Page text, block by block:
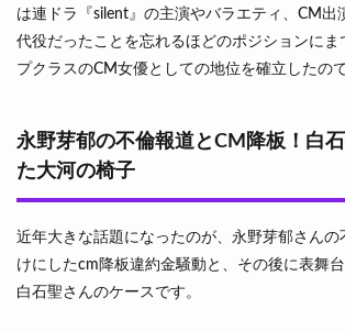
は連ドラ『silent』の主演やバラエティ、CM出
代役だったことを忘れるほどのポジションにま
プクラスのCM女優としての地位を確立したので
永野芽郁の不倫報道とCM降板！白
た大河の椅子
近年大きな話題になったのが、永野芽郁さんの
けにしたcm降板違約金騒動と、その後に表舞
白石聖さんのケースです。